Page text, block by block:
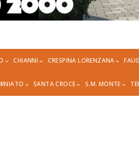
CHIANNI CRESPINA LORENZANA
SANTA CROCE S.M. MONTE